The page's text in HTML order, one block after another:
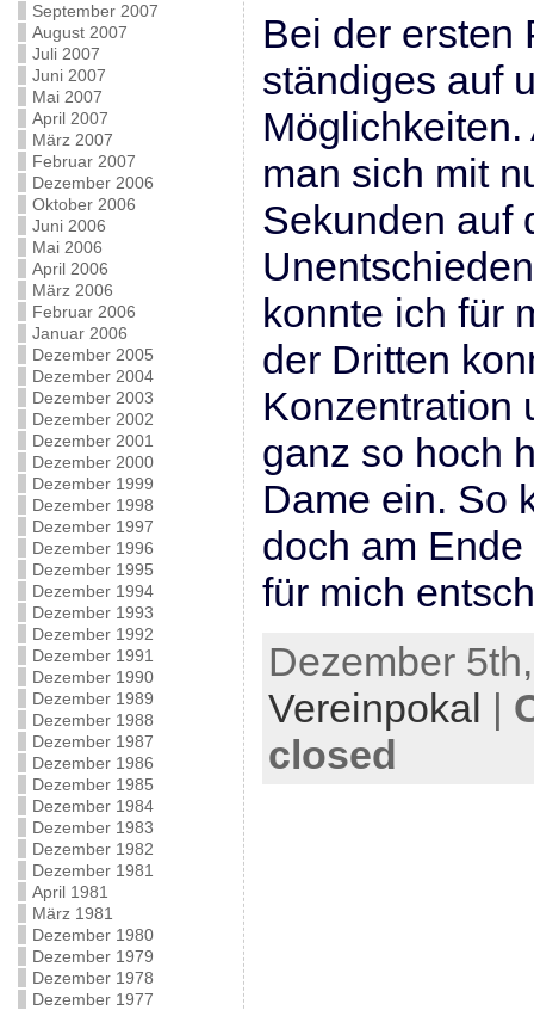
September 2007
August 2007
Juli 2007
Juni 2007
Mai 2007
April 2007
März 2007
Februar 2007
Dezember 2006
Oktober 2006
Juni 2006
Mai 2006
April 2006
März 2006
Februar 2006
Januar 2006
Dezember 2005
Dezember 2004
Dezember 2003
Dezember 2002
Dezember 2001
Dezember 2000
Dezember 1999
Dezember 1998
Dezember 1997
Dezember 1996
Dezember 1995
Dezember 1994
Dezember 1993
Dezember 1992
Dezember 1991
Dezember 1990
Dezember 1989
Dezember 1988
Dezember 1987
Dezember 1986
Dezember 1985
Dezember 1984
Dezember 1983
Dezember 1982
Dezember 1981
April 1981
März 1981
Dezember 1980
Dezember 1979
Dezember 1978
Dezember 1977
Bei der ersten
ständiges auf
man sich mit
Sekunden auf
konnte ich für
der Dritten
Konzentration
ganz so hoch
Dame ein. So
doch am
für mich
Dezember
Vereinpokal |
closed